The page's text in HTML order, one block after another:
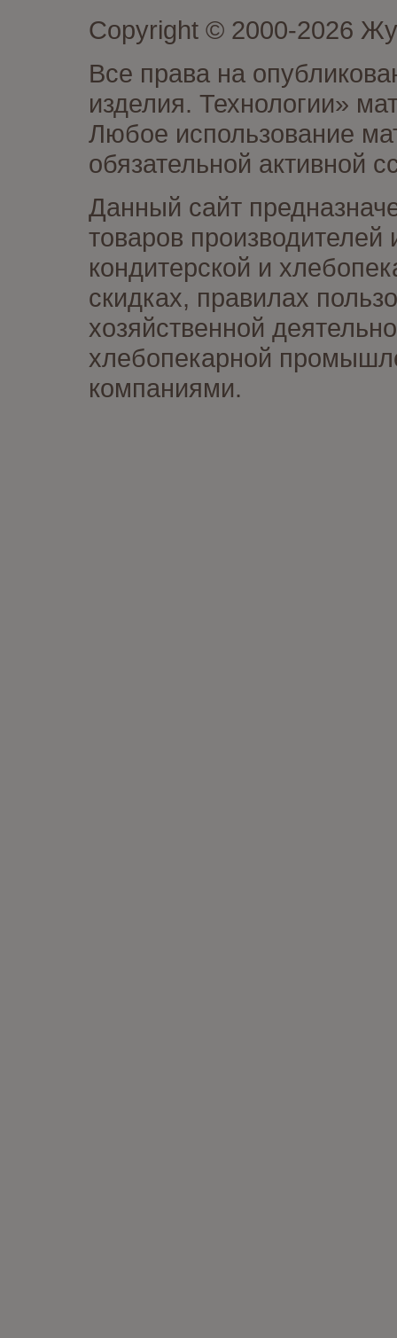
Copyright © 2000-2026
Все права на
изделия. Технологии»
Любое использование
обязательной активной
Данный сайт
товаров
кондитерской и
скидках, правилах
хозяйственной
хлебопекарной
компаниями.